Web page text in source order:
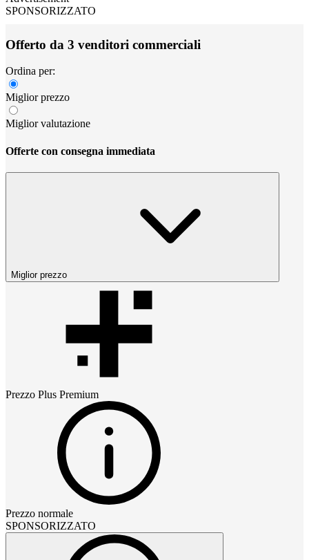
SPONSORIZZATO
Offerto da 3 venditori commerciali
Ordina per:
Miglior prezzo
Miglior valutazione
Offerte con consegna immediata
Miglior prezzo
Prezzo Plus Premium
Prezzo normale
SPONSORIZZATO